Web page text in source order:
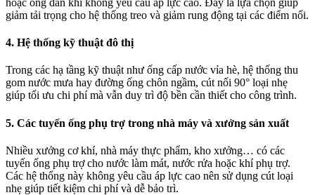
hoặc ống dẫn khí không yêu cầu áp lực cao. Đây là lựa chọn giúp
giảm tải trọng cho hệ thống treo và giảm rung động tại các điểm nối.
4. Hệ thống kỹ thuật đô thị
Trong các hạ tầng kỹ thuật như ống cấp nước vỉa hè, hệ thống thu
gom nước mưa hay đường ống chôn ngầm, cút nối 90° loại nhẹ
giúp tối ưu chi phí mà vẫn duy trì độ bền cần thiết cho công trình.
5. Các tuyến ống phụ trợ trong nhà máy và xưởng sản xuất
Nhiều xưởng cơ khí, nhà máy thực phẩm, kho xưởng… có các
tuyến ống phụ trợ cho nước làm mát, nước rửa hoặc khí phụ trợ.
Các hệ thống này không yêu cầu áp lực cao nên sử dụng cút loại
nhẹ giúp tiết kiệm chi phí và dễ bảo trì.